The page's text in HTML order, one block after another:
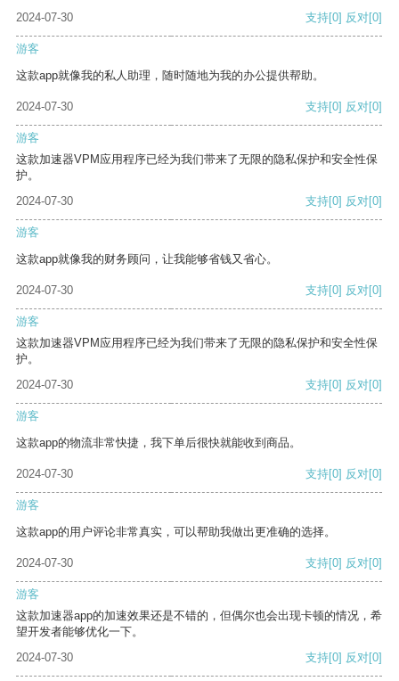
2024-07-30
支持[0] 反对[0]
游客
这款app就像我的私人助理，随时随地为我的办公提供帮助。
2024-07-30 支持[0] 反对[0]
游客
这款加速器VPM应用程序已经为我们带来了无限的隐私保护和安全性保
护。
2024-07-30
支持[0] 反对[0]
游客
这款app就像我的财务顾问，让我能够省钱又省心。
2024-07-30 支持[0] 反对[0]
游客
这款加速器VPM应用程序已经为我们带来了无限的隐私保护和安全性保
护。
2024-07-30
支持[0] 反对[0]
游客
这款app的物流非常快捷，我下单后很快就能收到商品。
2024-07-30 支持[0] 反对[0]
游客
这款app的用户评论非常真实，可以帮助我做出更准确的选择。
2024-07-30 支持[0] 反对[0]
游客
这款加速器app的加速效果还是不错的，但偶尔也会出现卡顿的情况，希
望开发者能够优化一下。
2024-07-30
支持[0] 反对[0]